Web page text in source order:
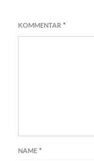
KOMMENTAR *
NAME *